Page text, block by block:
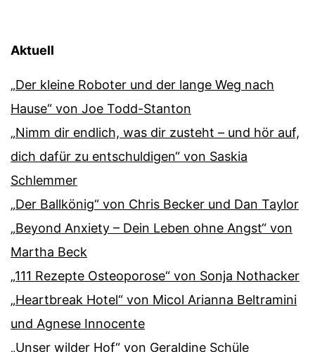
Aktuell
„Der kleine Roboter und der lange Weg nach
Hause“ von Joe Todd-Stanton
„Nimm dir endlich, was dir zusteht – und hör auf,
dich dafür zu entschuldigen“ von Saskia
Schlemmer
„Der Ballkönig“ von Chris Becker und Dan Taylor
„Beyond Anxiety – Dein Leben ohne Angst“ von
Martha Beck
„111 Rezepte Osteoporose“ von Sonja Nothacker
„Heartbreak Hotel“ von Micol Arianna Beltramini
und Agnese Innocente
„Unser wilder Hof“ von Geraldine Schüle